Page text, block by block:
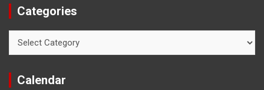
Categories
Calendar